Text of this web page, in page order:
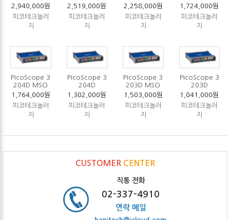
2,940,000원
피코테크놀러
지
2,519,000원
피코테크놀러
지
2,258,000원
피코테크놀러
지
1,724,000원
피코테크놀러
지
PicoScope 3
204D MSO
1,764,000원
피코테크놀러
지
PicoScope 3
204D
1,302,000원
피코테크놀러
지
PicoScope 3
203D MSO
1,503,000원
피코테크놀러
지
PicoScope 3
203D
1,041,000원
피코테크놀러
지
CUSTOMER CENTER
직통 전화
02-337-4910
연락 메일